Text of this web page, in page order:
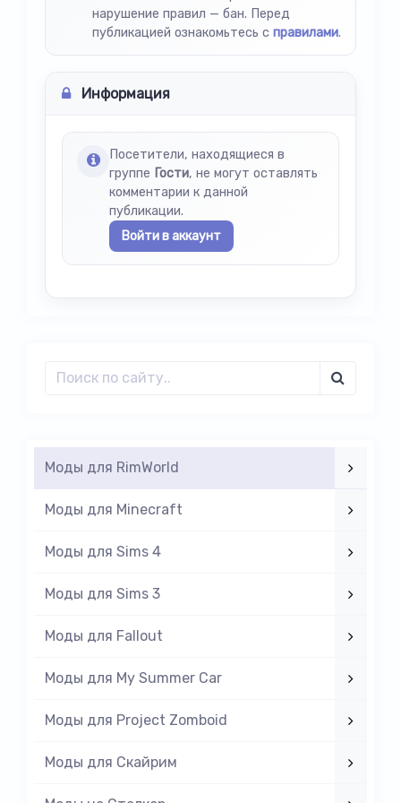
нарушение правил — бан. Перед
публикацией ознакомьтесь с правилами.
Информация
Посетители, находящиеся в
группе Гости, не могут оставлять
комментарии к данной
публикации.
Войти в аккаунт
Моды для RimWorld
Моды для Minecraft
Моды для Sims 4
Моды для Sims 3
Моды для Fallout
Моды для My Summer Car
Моды для Project Zomboid
Моды для Скайрим